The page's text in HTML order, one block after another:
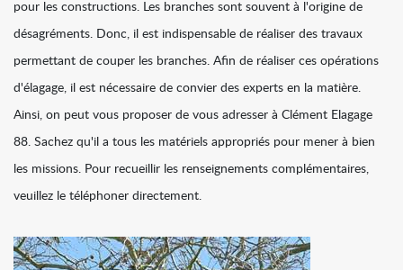
pour les constructions. Les branches sont souvent à l'origine de
désagréments. Donc, il est indispensable de réaliser des travaux
permettant de couper les branches. Afin de réaliser ces opérations
d'élagage, il est nécessaire de convier des experts en la matière.
Ainsi, on peut vous proposer de vous adresser à Clément Elagage
88. Sachez qu'il a tous les matériels appropriés pour mener à bien
les missions. Pour recueillir les renseignements complémentaires,
veuillez le téléphoner directement.